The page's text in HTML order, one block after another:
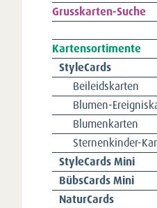
Navigation
überspringen
Grusskarten-Suche
Kartensortimente
Navigation
überspringen
StyleCards
Beileidskarten
Blumen-
Blumenkarten
Sternenkinder-
StyleCards Mini
BübsCards Mini
NaturCards